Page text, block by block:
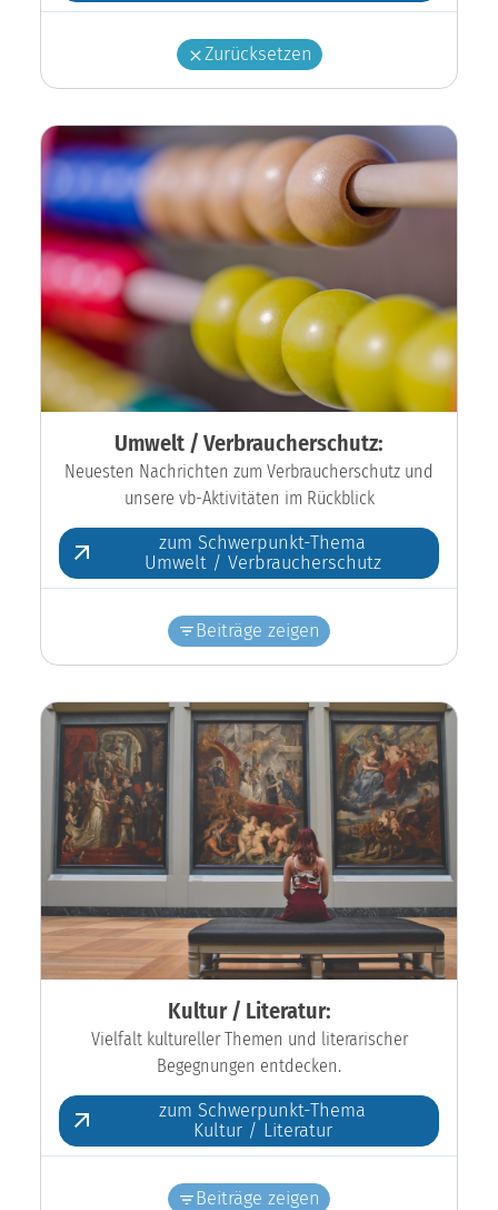
Zurücksetzen
Umwelt / Verbraucherschutz:
Neuesten Nachrichten zum Verbraucherschutz und
unsere vb-Aktivitäten im Rückblick
zum Schwerpunkt-Thema
Umwelt / Verbraucherschutz
Beiträge zeigen
Kultur / Literatur:
Vielfalt kultureller Themen und literarischer
Begegnungen entdecken.
zum Schwerpunkt-Thema
Kultur / Literatur
Beiträge zeigen